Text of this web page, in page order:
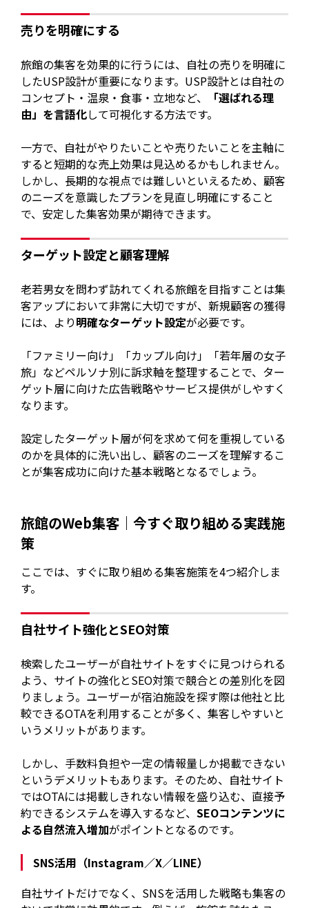
売りを明確にする
旅館の集客を効果的に行うには、自社の売りを明確に
したUSP設計が重要になります。USP設計とは自社の
コンセプト・温泉・食事・立地など、
「選ばれる理
由」を言語化して可視化する方法です。
一方で、自社がやりたいことや売りたいことを主軸に
すると短期的な売上効果は見込めるかもしれません。
しかし、長期的な視点では難しいといえるため、顧客
のニーズを意識したプランを見直し明確にすること
で、安定した集客効果が期待できます。
ターゲット設定と顧客理解
老若男女を問わず訪れてくれる旅館を目指すことは集
客アップにおいて非常に大切ですが、新規顧客の獲得
には、より明確なターゲット設定が必要です。
「ファミリー向け」「カップル向け」「若年層の女子
旅」などペルソナ別に訴求軸を整理することで、ター
ゲット層に向けた広告戦略やサービス提供がしやすく
なります。
設定したターゲット層が何を求めて何を重視している
のかを具体的に洗い出し、顧客のニーズを理解するこ
とが集客成功に向けた基本戦略となるでしょう。
旅館のWeb集客｜今すぐ取り組める実践施
策
ここでは、すぐに取り組める集客施策を4つ紹介しま
す。
自社サイト強化とSEO対策
検索したユーザーが自社サイトをすぐに見つけられる
よう、サイトの強化とSEO対策で競合との差別化を図
りましょう。ユーザーが宿泊施設を探す際は他社と比
較できるOTAを利用することが多く、集客しやすいと
いうメリットがあります。
しかし、手数料負担や一定の情報量しか掲載できない
というデメリットもあります。そのため、自社サイト
ではOTAには掲載しきれない情報を盛り込む、直接予
約できるシステムを導入するなど、SEOコンテンツに
よる自然流入増加がポイントとなるのです。
SNS活用（Instagram／X／LINE）
自社サイトだけでなく、SNSを活用した戦略も集客の